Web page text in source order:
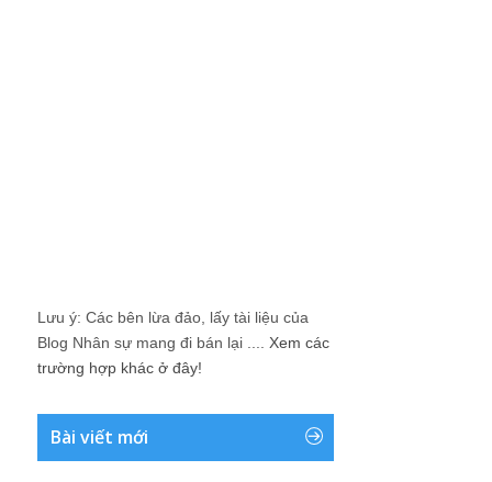
Lưu ý: Các bên lừa đảo, lấy tài liệu của
Blog Nhân sự mang đi bán lại .... Xem các
trường hợp khác ở đây!
Bài viết mới